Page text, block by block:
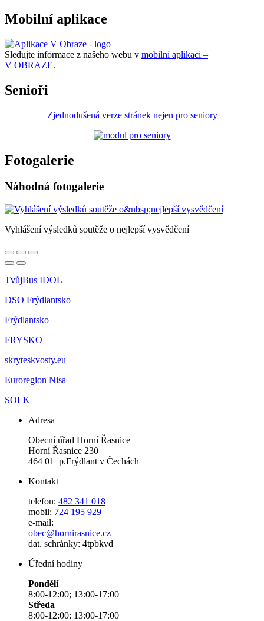
Mobilní aplikace
Sledujte informace z našeho webu v mobilní aplikaci –
V OBRAZE.
Senioři
Zjednodušená verze stránek nejen pro seniory
Fotogalerie
Náhodná fotogalerie
Vyhlášení výsledků soutěže o nejlepší vysvědčení
TvůjBus IDOL
DSO Frýdlantsko
Frýdlantsko
FRYSKO
skryteskvosty.eu
Euroregion Nisa
SOLK
Adresa
Obecní úřad Horní Řasnice
Horní Řasnice 230
464 01 p.Frýdlant v Čechách
Kontakt
telefon: 482 341 018
mobil: 724 195 929
e-mail:
obec@hornirasnice.cz
dat. schránky: 4tpbkvd
Úřední hodiny
Pondělí
8:00-12:00; 13:00-17:00
Středa
8:00-12:00; 13:00-17:00